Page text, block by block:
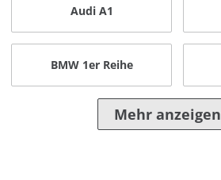
Audi A1
BMW 1er Reihe
Mehr anzeigen